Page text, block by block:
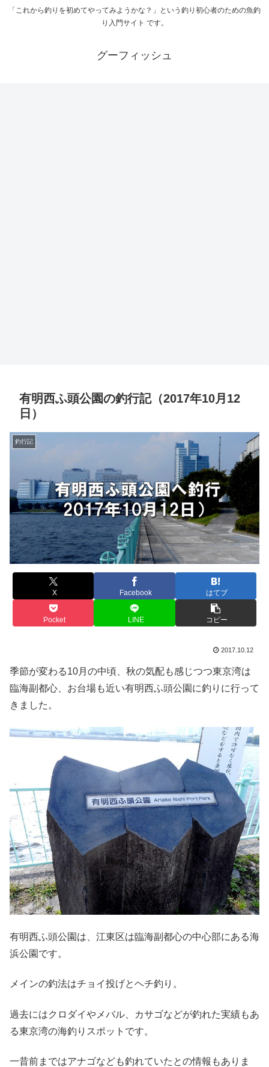
「これから釣りを初めてやってみようかな？」という釣り初心者のための魚釣
り入門サイト です。
グーフィッシュ
有明西ふ頭公園の釣行記（2017年10月12
日）
釣行記
X Facebook はてブ
Pocket LINE コピー
2017.10.12
季節が変わる10月の中頃、秋の気配も感じつつ東京湾は
臨海副都心、お台場も近い有明西ふ頭公園に釣りに行って
きました。
有明西ふ頭公園は、江東区は臨海副都心の中心部にある海
浜公園です。
メインの釣法はチョイ投げとヘチ釣り。
過去にはクロダイやメバル、カサゴなどが釣れた実績もあ
る東京湾の海釣りスポットです。
一昔前まではアナゴなども釣れていたとの情報もありま